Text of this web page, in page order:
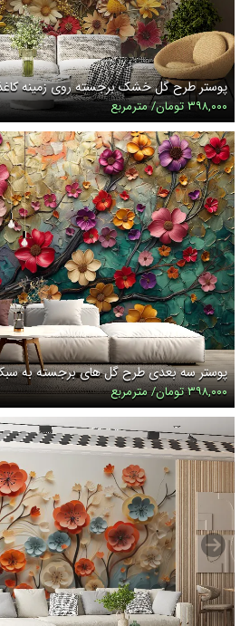
پوستر طرح گل خشک برجسته روی زمینه کاغذ
۳۹۸,۰۰۰ تومان/ مترمربع
پوستر سه بعدی طرح گل های برجسته به
۳۹۸,۰۰۰ تومان/ مترمربع